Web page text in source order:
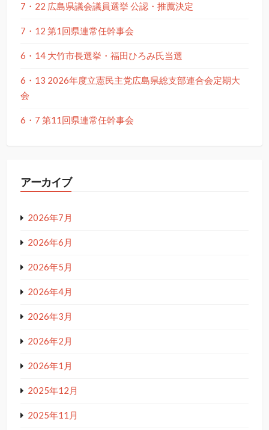
7・22 広島県議会議員選挙 公認・推薦決定
7・12 第1回県連常任幹事会
6・14 大竹市長選挙・福田ひろみ氏当選
6・13 2026年度立憲民主党広島県総支部連合会定期大
会
6・7 第11回県連常任幹事会
アーカイブ
2026年7月
2026年6月
2026年5月
2026年4月
2026年3月
2026年2月
2026年1月
2025年12月
2025年11月